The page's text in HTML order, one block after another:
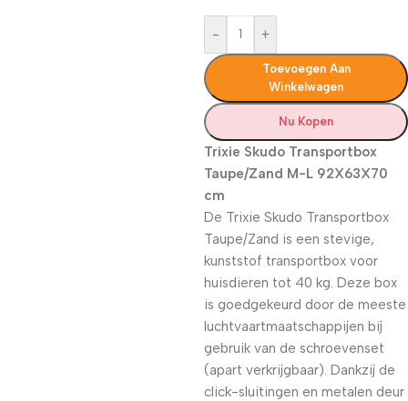
- +
Toevoegen Aan
Winkelwagen
Nu Kopen
Trixie Skudo Transportbox
Taupe/Zand M-L 92X63X70
cm
De Trixie Skudo Transportbox
Taupe/Zand is een stevige,
kunststof transportbox voor
huisdieren tot 40 kg. Deze box
is goedgekeurd door de meeste
luchtvaartmaatschappijen bij
gebruik van de schroevenset
(apart verkrijgbaar). Dankzij de
click-sluitingen en metalen deur